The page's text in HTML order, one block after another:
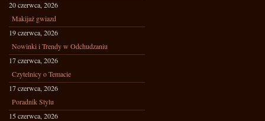
20 czerwca, 2026
Makijaż gwiazd
19 czerwca, 2026
Nowinki i Trendy w Odchudzaniu
17 czerwca, 2026
Czytelnicy o Temacie
17 czerwca, 2026
Poradnik Stylu
15 czerwca, 2026